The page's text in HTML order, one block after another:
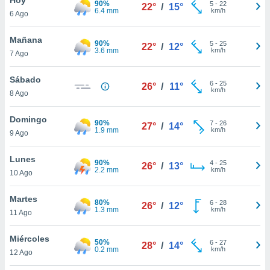
y
en
más
de
6 Ago
90%
6.4 mm
22° / 15° 5- 22
km/h
Mañana
7 Ago
90%
3.6 mm
22° / 12° 5- 25
km/h
Sábado
8 Ago
26° / 11° 6- 25
km/h
Domingo
9 Ago
90%
1.9 mm
27° / 14° 7- 26
km/h
Lunes
10 Ago
90%
2.2 mm
26° / 13° 4- 25
km/h
Martes
11 Ago
80%
1.3 mm
26° / 12° 6- 28
km/h
Miércoles
12 Ago
50%
0.2 mm
28° / 14° 6- 27
km/h